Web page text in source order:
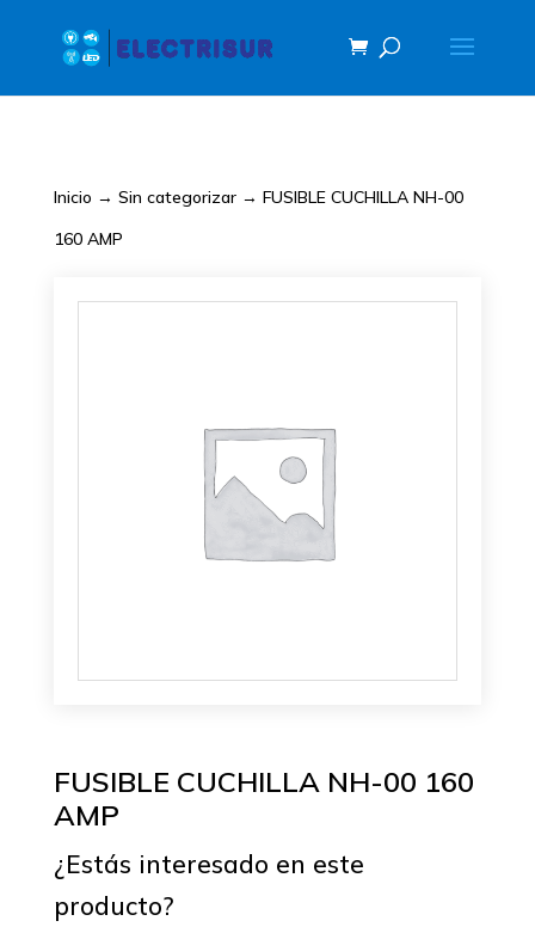
Inicio → Sin categorizar→ FUSIBLE CUCHILLA NH-00
160 AMP
FUSIBLE CUCHILLA NH-00 160
AMP
¿Estás interesado en este
producto?